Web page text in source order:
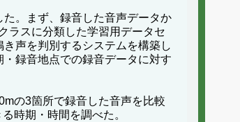
。まず、録音した音声データか
ラスに分類した学習用データセ
声を判別するシステムを構築し
録音地点での録音データに対す
の3箇所で録音した音声を比較
時期・時間を調べた。